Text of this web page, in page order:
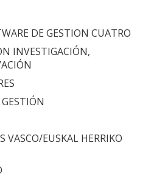
DE GESTION CUATRO
INVESTIGACIÓN,
VASCO/EUSKAL HERRIKO